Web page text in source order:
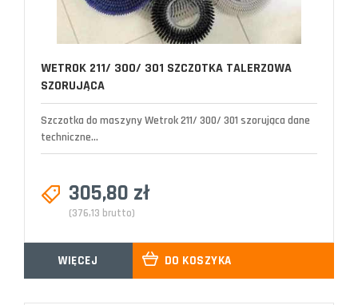
WETROK 211/ 300/ 301 SZCZOTKA TALERZOWA
SZORUJĄCA
Szczotka do maszyny Wetrok 211/ 300/ 301 szorująca dane
techniczne...
305,80 zł
(376,13 brutto)
WIĘCEJ DO KOSZYKA